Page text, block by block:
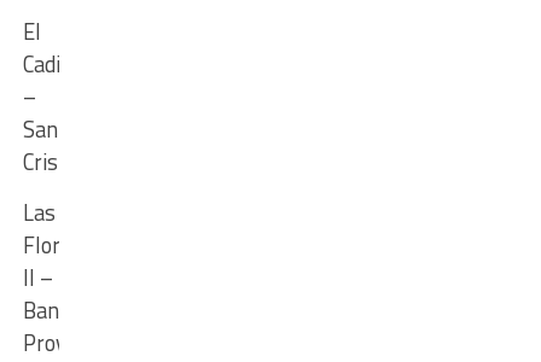
El
Cadi
–
San
Cristóbal
Las
Flores
II –
Banco
Provincial